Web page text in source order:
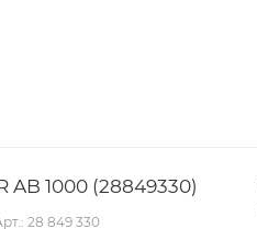
AB 1000 (28849330)
28 849 330